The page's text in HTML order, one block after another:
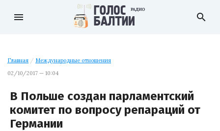
menu search
Главная / Международные отношения
02/10/2017 — 10:04
В Польше создан парламентский
комитет по вопросу репараций от
Германии